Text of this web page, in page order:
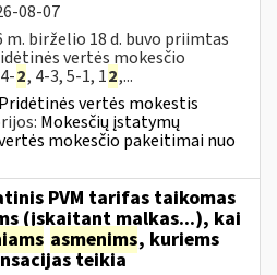
08-07
birželio 18 d. buvo priimtas
vertės mokesčio
2, 4-3, 5-1, 12,...
Pridėtinės vertės mokestis
Mokesčių įstatymų
mokesčio pakeitimai nuo
PVM tarifas taikomas
(įskaitant malkas...), kai
asmenims, kuriems
teikia